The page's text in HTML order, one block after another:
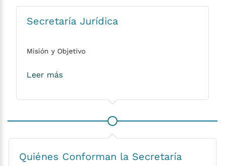
Secretaría Jurídica
Misión y Objetivo
Leer más
Quiénes Conforman la Secretaría